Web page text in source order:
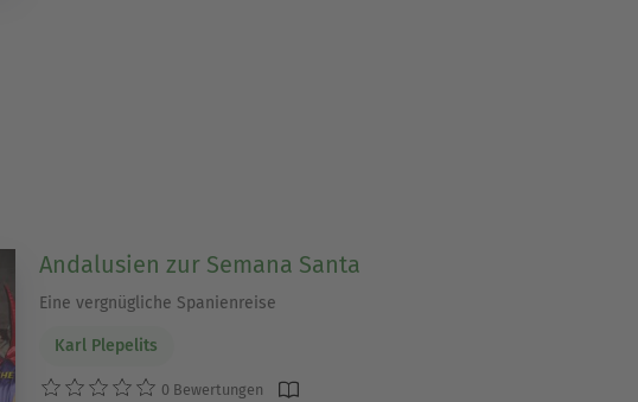
Andalusien zur Semana Santa
Eine vergnügliche Spanienreise
Karl Plepelits
0 Bewertungen